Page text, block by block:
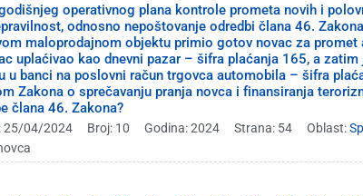
operativnog plana kontrole prometa novih i
odnosno nepoštovanje odredbi člana 46.
maloprodajnom objektu primio gotov novac za
uplaćivao kao dnevni pazar – šifra plaćanja 165, a
u banci na poslovni račun trgovca automobila – šifra
Zakona o sprečavanju pranja novca i finansiranja
člana 46. Zakona?
25/04/2024 Broj: 10 Godina: 2024 Strana: 54 Oblast: